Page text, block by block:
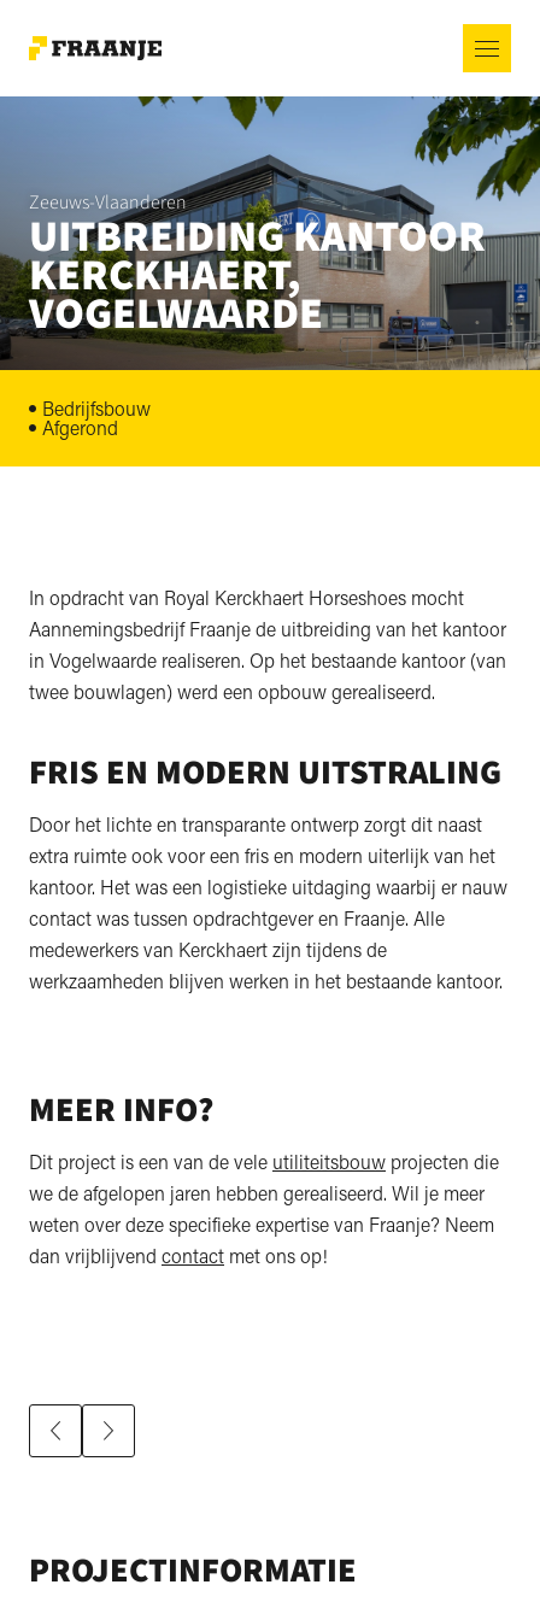
Zeeuws-Vlaanderen
UITBREIDING KANTOOR
KERCKHAERT,
VOGELWAARDE
Bedrijfsbouw
Afgerond
In opdracht van Royal Kerckhaert Horseshoes mocht
Aannemingsbedrijf Fraanje de uitbreiding van het kantoor
in Vogelwaarde realiseren. Op het bestaande kantoor (van
twee bouwlagen) werd een opbouw gerealiseerd.
FRIS EN MODERN UITSTRALING
Door het lichte en transparante ontwerp zorgt dit naast
extra ruimte ook voor een fris en modern uiterlijk van het
kantoor. Het was een logistieke uitdaging waarbij er nauw
contact was tussen opdrachtgever en Fraanje. Alle
medewerkers van Kerckhaert zijn tijdens de
werkzaamheden blijven werken in het bestaande kantoor.
MEER INFO?
Dit project is een van de vele utiliteitsbouw projecten die
we de afgelopen jaren hebben gerealiseerd. Wil je meer
weten over deze specifieke expertise van Fraanje? Neem
dan vrijblijvend contact met ons op!
PROJECTINFORMATIE